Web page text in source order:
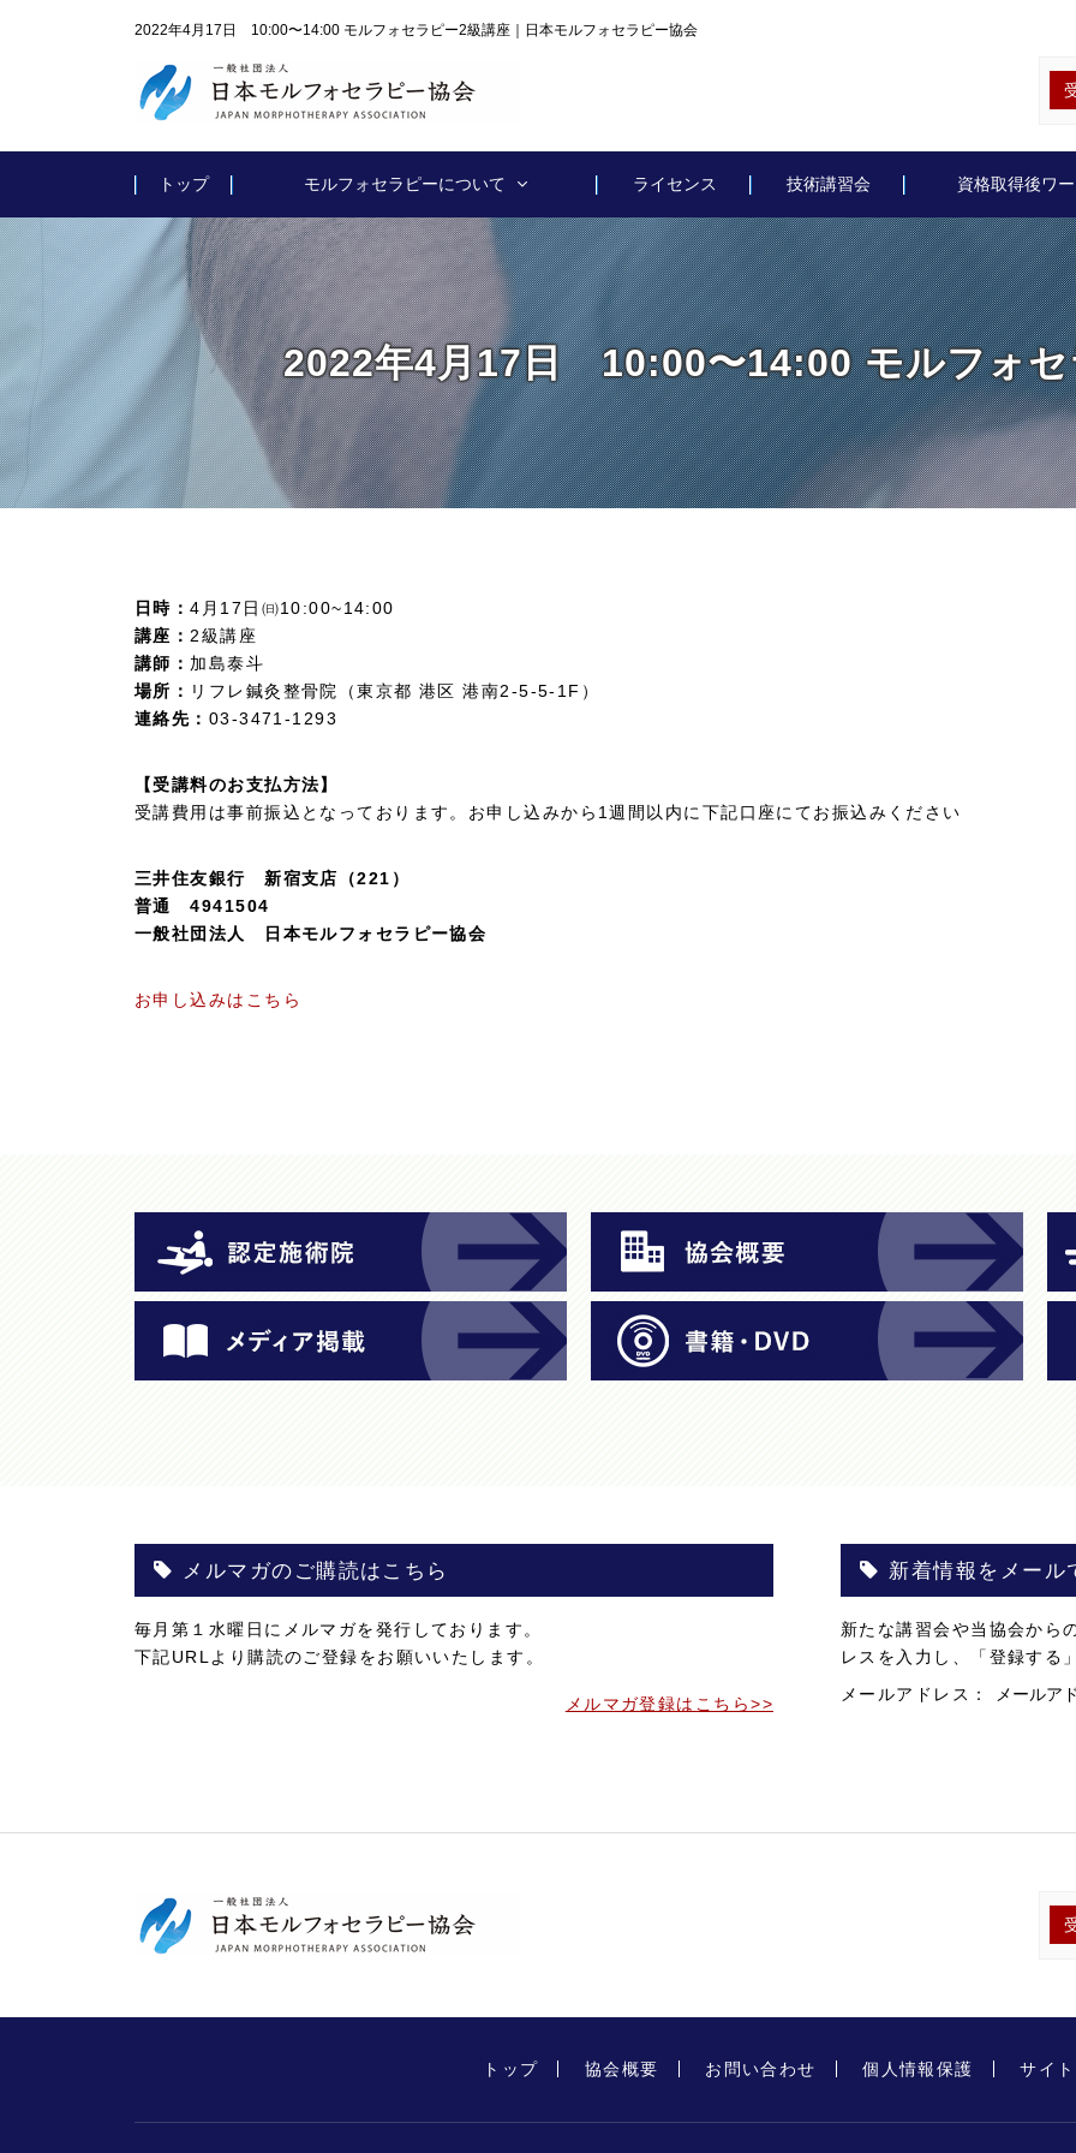
2022年4月17日 10:00〜14:00 モルフォセラピー2級講座｜日本モルフォセラピー協会
トップ モルフォセラピーについて ライセンス 技術講習会 資格取得後ワー
2022年4月17日 10:00〜14:00 モルフォセ
日時：4月17日㈰10:00~14:00
講座： 2級講座
講師： 加島泰斗
場所： リフレ鍼灸整骨院（東京都 港区 港南2-5-5-1F）
連絡先： 03-3471-1293
【受講料のお支払方法】
受講費用は事前振込となっております。お申し込みから1週間以内に下記口座にてお振込みください
三井住友銀行 新宿支店（221）
普通 4941504
一般社団法人 日本モルフォセラピー協会
お申し込みはこちら
メルマガのご購読はこちら
毎月第１水曜日にメルマガを発行しております。
下記URLより購読のご登録をお願いいたします。
メルマガ登録はこちら>>
新着情報をメール
新たな講習会や当協会から
レスを入力し、「登録する
メールアドレス：
トップ 協会概要 お問い合わせ 個人情報保護 サイ